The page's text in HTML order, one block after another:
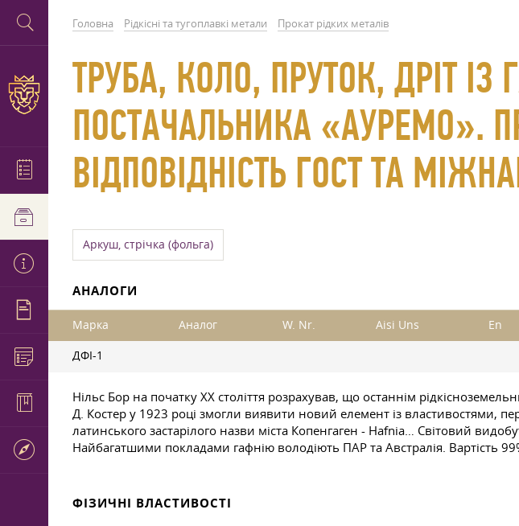
Головна Рідкісні та тугоплавкі метали Прокат рідких металів
ТРУБА, КОЛО, ПРУТОК, ДРІТ
ПОСТАЧАЛЬНИКА «АУРЕМО».
ВІДПОВІДНІСТЬ ГОСТ ТА
Аркуш, стрічка (фольга)
АНАЛОГИ
Марка Аналог W. Nr. Aisi Uns En
ДФІ-1
Нільс Бор на початку ХХ століття розрахував, що останнім
Д. Костер у 1923 році змогли виявити новий елемент із властивостями,
латинського застарілого назви міста Копенгаген - Hafnia… Світовий
Найбагатшими покладами гафнію володіють ПАР та Австралія. Вартість
ФІЗИЧНІ ВЛАСТИВОСТІ